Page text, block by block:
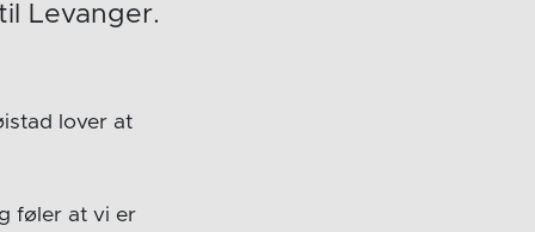
Levanger.
lover at
føler at vi er